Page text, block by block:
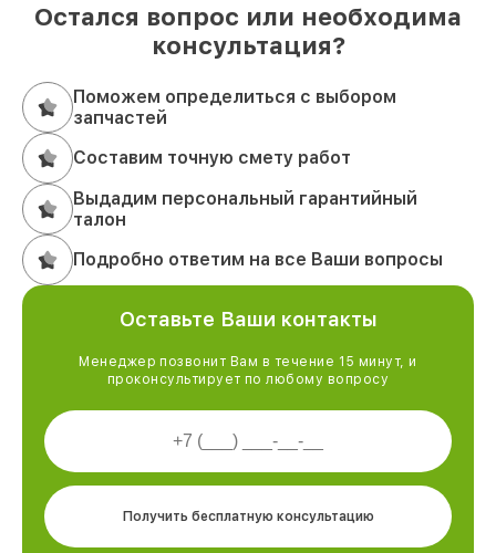
Остался вопрос или необходима
консультация?
Поможем определиться с выбором
запчастей
Составим точную смету работ
Выдадим персональный гарантийный
талон
Подробно ответим на все Ваши вопросы
Оставьте Ваши контакты
Менеджер позвонит Вам в течение 15 минут, и
проконсультирует по любому вопросу
Получить бесплатную консультацию